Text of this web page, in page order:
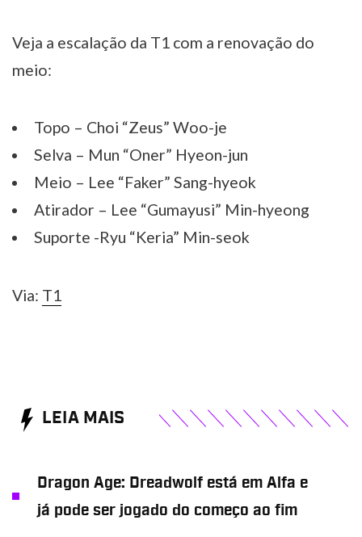
Veja a escalação da T1 com a renovação do
meio:
Topo – Choi “Zeus” Woo-je
Selva – Mun “Oner” Hyeon-jun
Meio – Lee “Faker” Sang-hyeok
Atirador – Lee “Gumayusi” Min-hyeong
Suporte -Ryu “Keria” Min-seok
Via: T1
LEIA MAIS
Dragon Age: Dreadwolf está em Alfa e
já pode ser jogado do começo ao fim